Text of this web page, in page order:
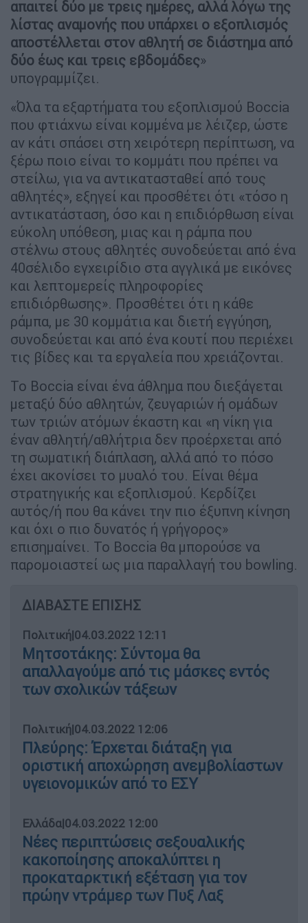
απαιτεί δύο με τρεις ημέρες, αλλά λόγω της
λίστας αναμονής που υπάρχει ο εξοπλισμός
αποστέλλεται στον αθλητή σε διάστημα από
δύο έως και τρεις εβδομάδες»
υπογραμμίζει.
«Όλα τα εξαρτήματα του εξοπλισμού Boccia
που φτιάχνω είναι κομμένα με λέιζερ, ώστε
αν κάτι σπάσει στη χειρότερη περίπτωση, να
ξέρω ποιο είναι το κομμάτι που πρέπει να
στείλω, για να αντικατασταθεί από τους
αθλητές», εξηγεί και προσθέτει ότι «τόσο η
αντικατάσταση, όσο και η επιδιόρθωση είναι
εύκολη υπόθεση, μιας και η ράμπα που
στέλνω στους αθλητές συνοδεύεται από ένα
40σέλιδο εγχειρίδιο στα αγγλικά με εικόνες
και λεπτομερείς πληροφορίες
επιδιόρθωσης». Προσθέτει ότι η κάθε
ράμπα, με 30 κομμάτια και διετή εγγύηση,
συνοδεύεται και από ένα κουτί που περιέχει
τις βίδες και τα εργαλεία που χρειάζονται.
Το Boccia είναι ένα άθλημα που διεξάγεται
μεταξύ δύο αθλητών, ζευγαριών ή ομάδων
των τριών ατόμων έκαστη και «η νίκη για
έναν αθλητή/αθλήτρια δεν προέρχεται από
τη σωματική διάπλαση, αλλά από το πόσο
έχει ακονίσει το μυαλό του. Είναι θέμα
στρατηγικής και εξοπλισμού. Κερδίζει
αυτός/ή που θα κάνει την πιο έξυπνη κίνηση
και όχι ο πιο δυνατός ή γρήγορος»
επισημαίνει. Το Boccia θα μπορούσε να
παρομοιαστεί ως μια παραλλαγή του bowling.
ΔΙΑΒΑΣΤΕ ΕΠΙΣΗΣ
Πολιτική|04.03.2022 12:11
Μητσοτάκης: Σύντομα θα
απαλλαγούμε από τις μάσκες εντός
των σχολικών τάξεων
Πολιτική|04.03.2022 12:06
Πλεύρης: Έρχεται διάταξη για
οριστική αποχώρηση ανεμβολίαστων
υγειονομικών από το ΕΣΥ
Ελλάδα|04.03.2022 12:00
Νέες περιπτώσεις σεξουαλικής
κακοποίησης αποκαλύπτει η
προκαταρκτική εξέταση για τον
πρώην ντράμερ των Πυξ Λαξ